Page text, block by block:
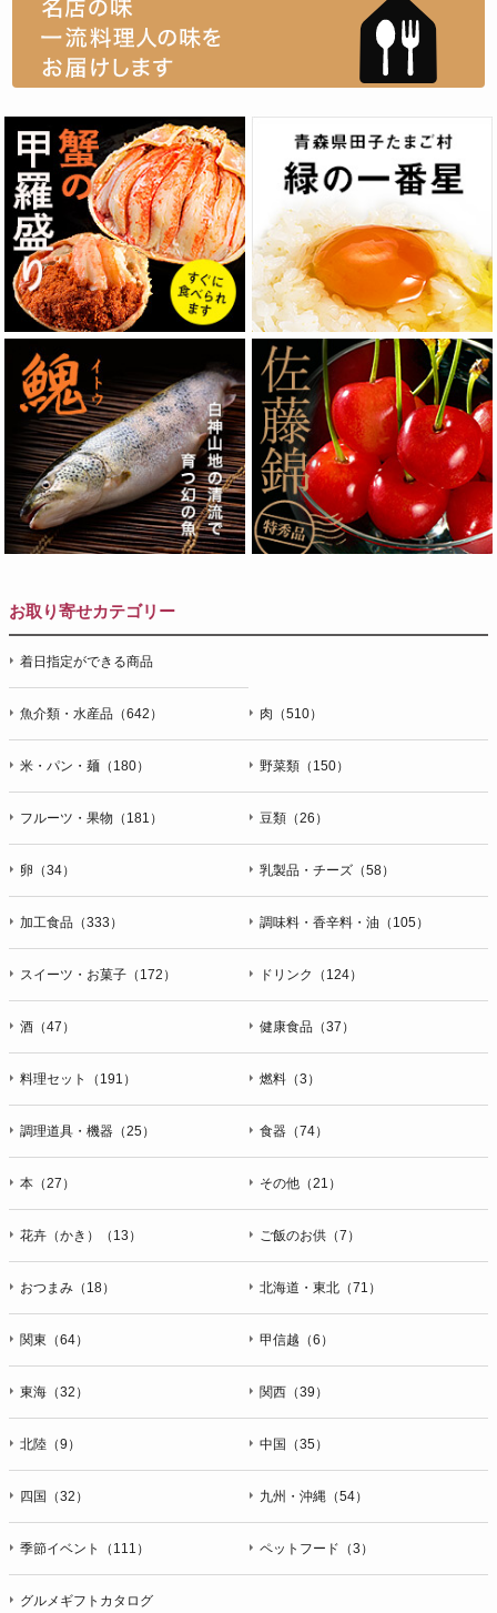
お取り寄せカテゴリー
着日指定ができる商品
魚介類・水産品（642） 肉（510）
米・パン・麺（180） 野菜類（150）
フルーツ・果物（181） 豆類（26）
卵（34） 乳製品・チーズ（58）
加工食品（333） 調味料・香辛料・油（105）
スイーツ・お菓子（172） ドリンク（124）
酒（47） 健康食品（37）
料理セット（191） 燃料（3）
調理道具・機器（25） 食器（74）
本（27） その他（21）
花卉（かき）（13） ご飯のお供（7）
おつまみ（18） 北海道・東北（71）
関東（64） 甲信越（6）
東海（32） 関西（39）
北陸（9） 中国（35）
四国（32） 九州・沖縄（54）
季節イベント（111） ペットフード（3）
グルメギフトカタログ